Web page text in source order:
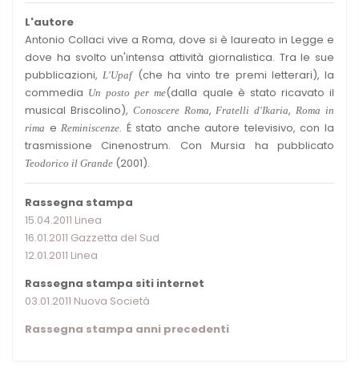
L'autore
Antonio Collaci vive a Roma, dove si è laureato in Legge e
dove ha svolto un'intensa attività giornalistica. Tra le sue
pubblicazioni,L'Upaf(che ha vinto tre premi letterari), la
commedia Un posto per me(dalla quale è stato ricavato il
musical Briscolino), Conoscere Roma,Fratelli d'Ikaria,Roma in
rima eReminiscenze. É stato anche autore televisivo, con la
trasmissione Cinenostrum. Con Mursia ha pubblicato
Teodorico il Grande (2001).
Rassegna stampa
15.04.2011 Linea
16.01.2011 Gazzetta del Sud
12.01.2011 Linea
Rassegna stampa siti internet
03.01.2011 Nuova Società
Rassegna stampa anni precedenti